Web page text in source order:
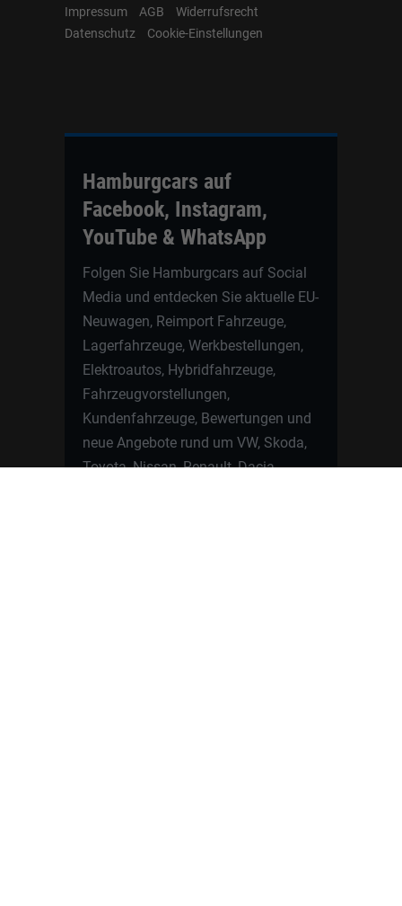
Impressum
AGB
Widerrufsrecht
Datenschutz
Cookie-Einstellungen
Hamburgcars auf
Facebook, Instagram,
YouTube & WhatsApp
Folgen Sie Hamburgcars auf Social
Media und entdecken Sie aktuelle EU-
Neuwagen, Reimport Fahrzeuge,
Lagerfahrzeuge, Werkbestellungen,
Elektroautos, Hybridfahrzeuge,
Fahrzeugvorstellungen,
Kundenfahrzeuge, Bewertungen und
neue Angebote rund um VW, Skoda,
Toyota, Nissan, Renault, Dacia,